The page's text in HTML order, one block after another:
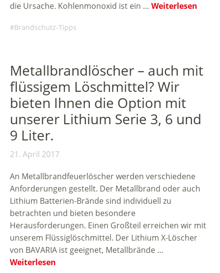
die Ursache. Kohlenmonoxid ist ein … Weiterlesen
Brandschutz-Tipps
Metallbrandlöscher – auch mit
flüssigem Löschmittel? Wir
bieten Ihnen die Option mit
unserer Lithium Serie 3, 6 und
9 Liter.
21. April 2017
An Metallbrandfeuerlöscher werden verschiedene
Anforderungen gestellt. Der Metallbrand oder auch
Lithium Batterien-Brände sind individuell zu
betrachten und bieten besondere
Herausforderungen. Einen Großteil erreichen wir mit
unserem Flüssiglöschmittel. Der Lithium X-Löscher
von BAVARIA ist geeignet, Metallbrände …
Weiterlesen